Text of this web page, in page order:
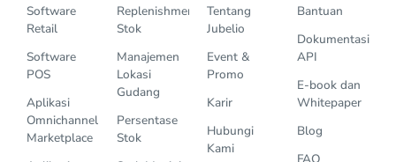
Software
Retail
Software
POS
Aplikasi
Omnichannel
Marketplace
Replenishment
Stok
Manajemen
Lokasi
Gudang
Persentase
Stok
Tentang
Jubelio
Event &
Promo
Karir
Hubungi
Kami
Bantuan
Dokumentasi
API
E-book dan
Whitepaper
Blog
FAQ